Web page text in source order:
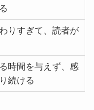
りすぎて、読者が
時間を与えず、感
続ける